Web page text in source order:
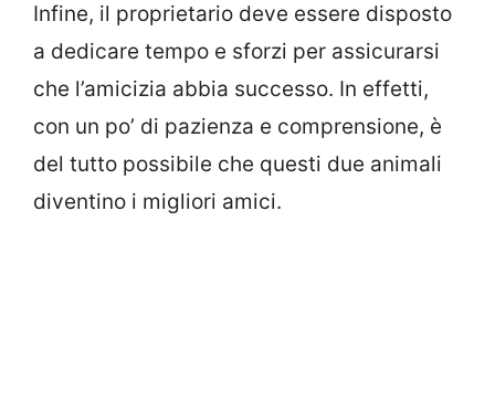
Infine, il proprietario deve essere disposto
a dedicare tempo e sforzi per assicurarsi
che l’amicizia abbia successo. In effetti,
con un po’ di pazienza e comprensione, è
del tutto possibile che questi due animali
diventino i migliori amici.